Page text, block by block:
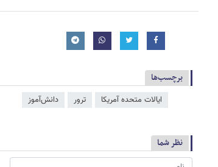
برچسب‌ها
ایالات متحده آمریکا ترور دانش‌آموز
نظر شما